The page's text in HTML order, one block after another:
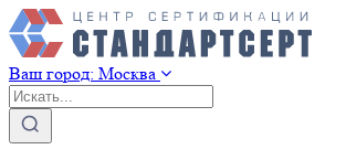
Ваш город: Москва